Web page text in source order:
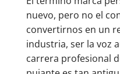
nuevo, pero no el
convertirnos en un
industria, ser la voz
carrera profesional